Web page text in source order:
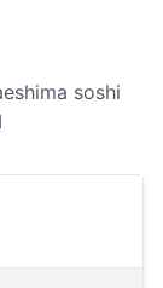
soshi